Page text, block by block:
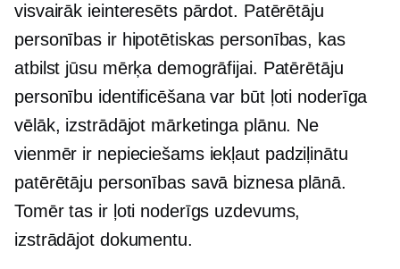
visvairāk ieinteresēts pārdot. Patērētāju
personības ir hipotētiskas personības, kas
atbilst jūsu mērķa demogrāfijai. Patērētāju
personību identificēšana var būt ļoti noderīga
vēlāk, izstrādājot mārketinga plānu. Ne
vienmēr ir nepieciešams iekļaut padziļinātu
patērētāju personības savā biznesa plānā.
Tomēr tas ir ļoti noderīgs uzdevums,
izstrādājot dokumentu.